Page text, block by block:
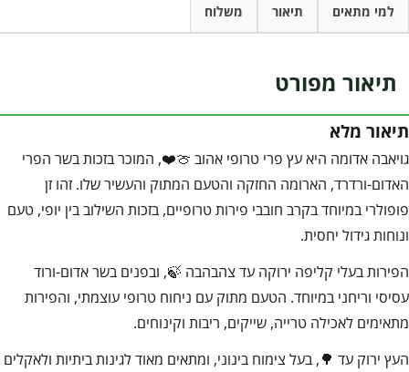
למי מתאים תיאור משלוח
תיאור מפורט
תיאור מלא
גויאבה אדומה היא עץ פרי טרופי אהוב 🍈❤️, המוכר בזכות בשר הפרי
האדום-ורדרד, הארומה החזקה והטעם המתוק והעשיר שלו. זהו זן
פופולרי במיוחד בקרב חובבי פירות טרופיים, בזכות השילוב בין יופי, טעם
ונוחות גידול יחסית.
הפירות בעלי קליפה ירוקה עד צהבהבה 🍃, ובפנים בשר אדום-ורוד
עסיסי וריחני במיוחד. הטעם מתוק עם ניחוח טרופי עוצמתי, והפירות
מתאימים לאכילה טרייה, שייקים, ריבות וקינוחים.
העץ ירוק עד 🌳, בעל צימוח בינוני, ומתאים מאוד לגינות ביתיות ולאקלים